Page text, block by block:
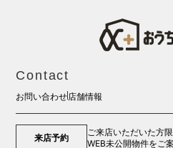
Contact
お問い合わせ店舗情報
来店予約
ご来店いただいた方限
WEB未公開物件をご